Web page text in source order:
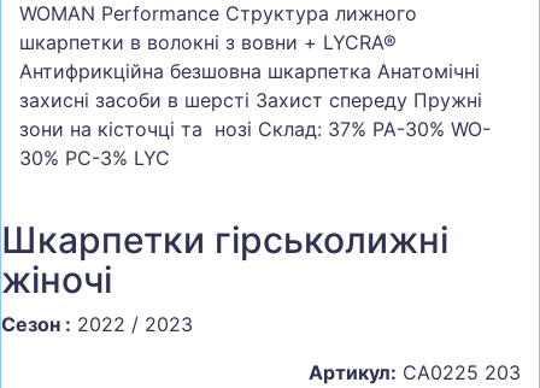
WOMAN Performance Структура лижного
шкарпетки в волокні з вовни + LYCRA®
Антифрикційна безшовна шкарпетка Анатомічні
захисні засоби в шерсті Захист спереду Пружні
зони на кісточці та нозі Склад: 37% PA-30% WO-
30% PC-3% LYC
Шкарпетки гірськолижні
жіночі
Сезон : 2022 / 2023
Артикул: CA0225 203